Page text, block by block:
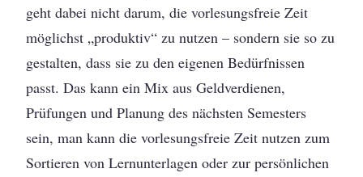
geht dabei nicht darum, die vorlesungsfreie Zeit
möglichst „produktiv“ zu nutzen – sondern sie so zu
gestalten, dass sie zu den eigenen Bedürfnissen
passt. Das kann ein Mix aus Geldverdienen,
Prüfungen und Planung des nächsten Semesters
sein, man kann die vorlesungsfreie Zeit nutzen zum
Sortieren von Lernunterlagen oder zur persönlichen